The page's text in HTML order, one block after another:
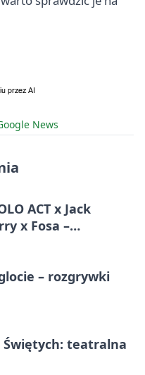
News
ACT x Jack
x Fosa –
– rozgrywki
Świętych: teatralna